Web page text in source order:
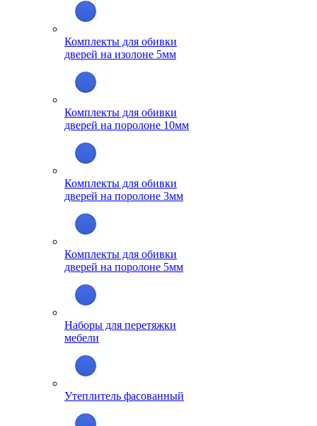
Комплекты для обивки
дверей на изолоне 5мм
Комплекты для обивки
дверей на поролоне 10мм
Комплекты для обивки
дверей на поролоне 3мм
Комплекты для обивки
дверей на поролоне 5мм
Наборы для перетяжки
мебели
Утеплитель фасованный